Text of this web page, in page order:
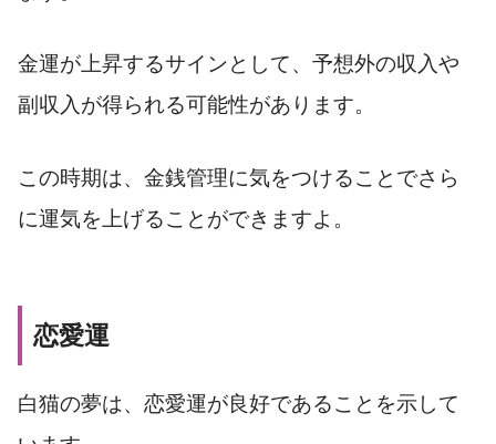
金運が上昇するサインとして、予想外の収入や
副収入が得られる可能性があります。
この時期は、金銭管理に気をつけることでさら
に運気を上げることができますよ。
恋愛運
白猫の夢は、恋愛運が良好であることを示して